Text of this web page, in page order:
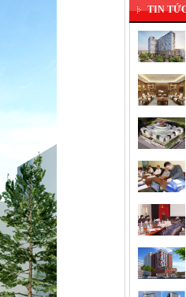
TIN
Dự án:
Kông,